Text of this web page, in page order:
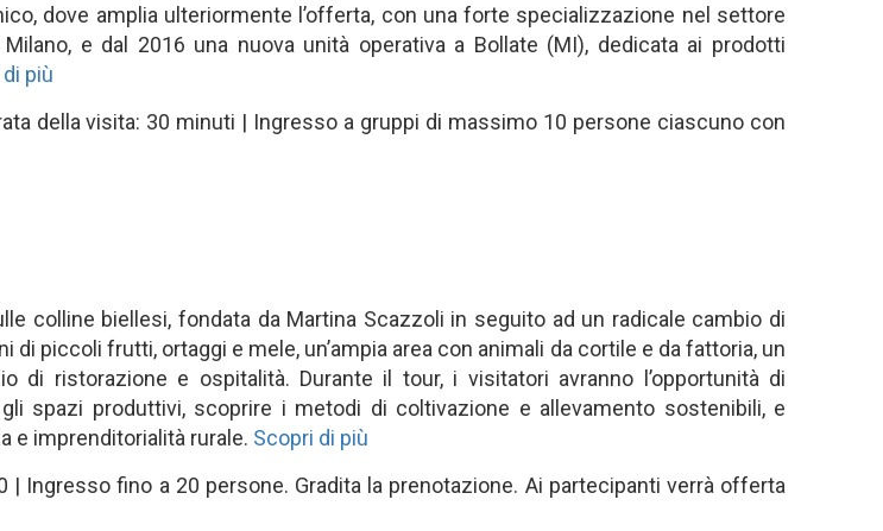
dove amplia ulteriormente l’offerta, con una forte specializzazione nel settore
e dal 2016 una nuova unità operativa a Bollate (MI), dedicata ai prodotti
più
della visita: 30 minuti | Ingresso a gruppi di massimo 10 persone ciascuno con
colline biellesi, fondata da Martina Scazzoli in seguito ad un radicale cambio di
piccoli frutti, ortaggi e mele, un’ampia area con animali da cortile e da fattoria, un
di ristorazione e ospitalità. Durante il tour, i visitatori avranno l’opportunità di
spazi produttivi, scoprire i metodi di coltivazione e allevamento sostenibili, e
e imprenditorialità rurale. Scopri di più
| Ingresso fino a 20 persone. Gradita la prenotazione. Ai partecipanti verrà offerta